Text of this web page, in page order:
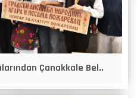
Çanakkale Bel..